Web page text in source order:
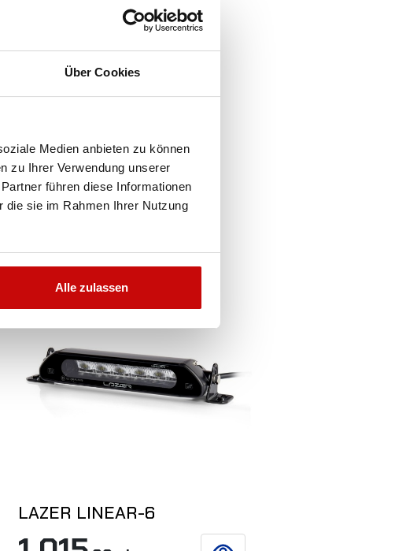
Über Cookies
Medien anbieten zu können
zu Ihrer Verwendung unserer
führen diese Informationen
die sie im Rahmen Ihrer Nutzung
Alle zulassen
DPD-
Nicht auf Lager
LAZER LINEAR-6